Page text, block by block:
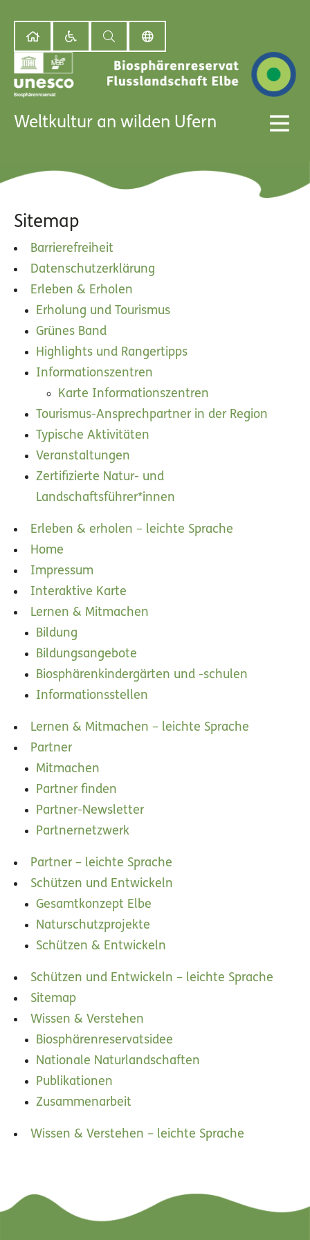
Weltkultur an wilden Ufern
Sitemap
Barrierefreiheit
Datenschutzerklärung
Erleben & Erholen
Erholung und Tourismus
Grünes Band
Highlights und Rangertipps
Informationszentren
Karte Informationszentren
Tourismus-Ansprechpartner in der Region
Typische Aktivitäten
Veranstaltungen
Zertifizierte Natur- und
Landschaftsführer*innen
Erleben & erholen – leichte Sprache
Home
Impressum
Interaktive Karte
Lernen & Mitmachen
Bildung
Bildungsangebote
Biosphärenkindergärten und -schulen
Informationsstellen
Lernen & Mitmachen – leichte Sprache
Partner
Mitmachen
Partner finden
Partner-Newsletter
Partnernetzwerk
Partner – leichte Sprache
Schützen und Entwickeln
Gesamtkonzept Elbe
Naturschutzprojekte
Schützen & Entwickeln
Schützen und Entwickeln – leichte Sprache
Sitemap
Wissen & Verstehen
Biosphärenreservatsidee
Nationale Naturlandschaften
Publikationen
Zusammenarbeit
Wissen & Verstehen – leichte Sprache